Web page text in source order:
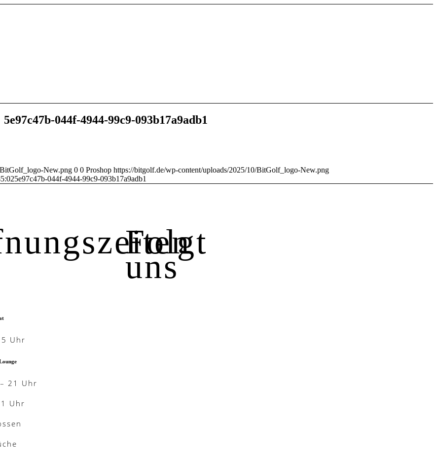
5e97c47b-044f-4944-99c9-093b17a9adb1
New.png 0 0 Proshop https://bitgolf.de/wp-content/uploads/2025/10/BitGolf_logo-New.png
5e97c47b-044f-4944-99c9-093b17a9adb1
Uhr
21 Uhr
Uhr
Folgt
uns